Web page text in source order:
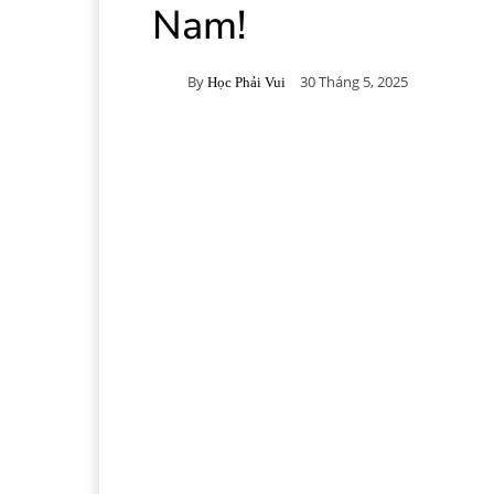
Nam!
By Học Phải Vui 30 Tháng 5, 2025